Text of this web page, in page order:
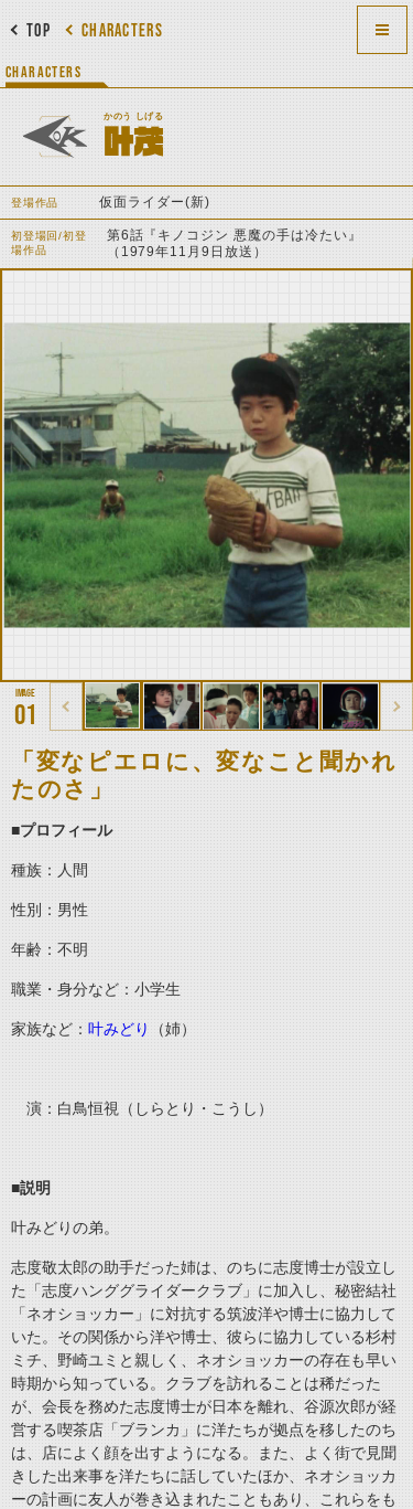
CHARACTERS
TOP
CHARACTERS
かのう しげる
叶茂
登場作品 仮面ライダー(新)
初登場回/初登
場作品
第6話『キノコジン 悪魔の手は冷たい』
（1979年11月9日放送）
01
「変なピエロに、変なこと聞かれ
たのさ」
■プロフィール
種族：人間
性別：男性
年齢：不明
職業・身分など：小学生
家族など： 叶みどり （姉）
演：白鳥恒視（しらとり・こうし）
■説明
叶みどりの弟。
志度敬太郎の助手だった姉は、のちに志度博士が設立し
た「志度ハンググライダークラブ」に加入し、秘密結社
「ネオショッカー」に対抗する筑波洋や博士に協力して
いた。その関係から洋や博士、彼らに協力している杉村
ミチ、野崎ユミと親しく、ネオショッカーの存在も早い
時期から知っている。クラブを訪れることは稀だった
が、会長を務めた志度博士が日本を離れ、谷源次郎が経
営する喫茶店「ブランカ」に洋たちが拠点を移したのち
は、店によく顔を出すようになる。また、よく街で見聞
きした出来事を洋たちに話していたほか、ネオショッカ
ーの計画に友人が巻き込まれたこともあり、これらをも